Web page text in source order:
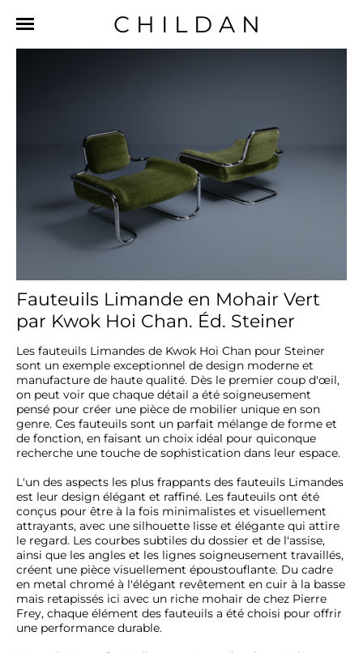
CHILDAN
Fauteuils Limande en Mohair Vert
par Kwok Hoi Chan. Éd. Steiner
Les fauteuils Limandes de Kwok Hoi Chan pour Steiner
sont un exemple exceptionnel de design moderne et
manufacture de haute qualité. Dès le premier coup d'œil,
on peut voir que chaque détail a été soigneusement
pensé pour créer une pièce de mobilier unique en son
genre. Ces fauteuils sont un parfait mélange de forme et
de fonction, en faisant un choix idéal pour quiconque
recherche une touche de sophistication dans leur espace.
L'un des aspects les plus frappants des fauteuils Limandes
est leur design élégant et raffiné. Les fauteuils ont été
conçus pour être à la fois minimalistes et visuellement
attrayants, avec une silhouette lisse et élégante qui attire
le regard. Les courbes subtiles du dossier et de l'assise,
ainsi que les angles et les lignes soigneusement travaillés,
créent une pièce visuellement époustouflante. Du cadre
en metal chromé à l'élégant revêtement en cuir à la basse
mais retapissés ici avec un riche mohair de chez Pierre
Frey, chaque élément des fauteuils a été choisi pour offrir
une performance durable.